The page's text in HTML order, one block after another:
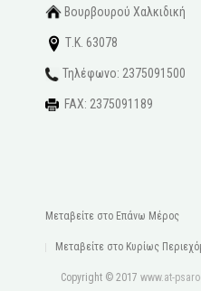
Βουρβουρού Χαλκιδική
Τ.Κ. 63078
Τηλέφωνο: 2375091500
FAX: 2375091189
Μεταβείτε στo Eπάνω Mέρος
Μεταβείτε στο Κυρίως
Copyright © 2017 www.at-